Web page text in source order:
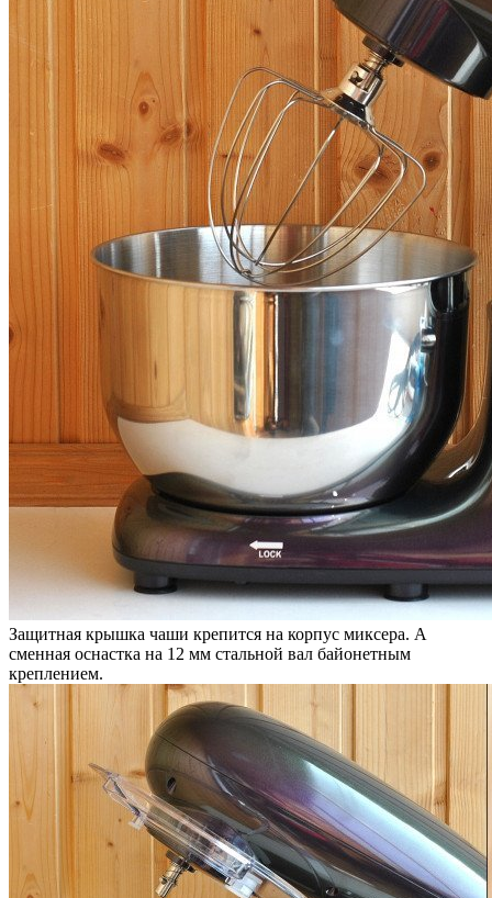
Защитная крышка чаши крепится на корпус миксера. А
сменная оснастка на 12 мм стальной вал байонетным
креплением.